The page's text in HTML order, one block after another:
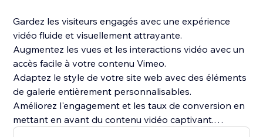
Gardez les visiteurs engagés avec une expérience
vidéo fluide et visuellement attrayante.
Augmentez les vues et les interactions vidéo avec un
accès facile à votre contenu Vimeo.
Adaptez le style de votre site web avec des éléments
de galerie entièrement personnalisables.
Améliorez l'engagement et les taux de conversion en
mettant en avant du contenu vidéo captivant.